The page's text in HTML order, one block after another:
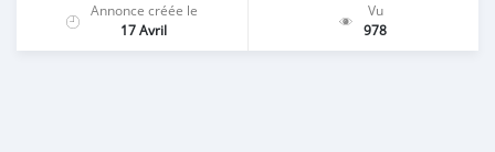
Annonce créée le
17 Avril
Vu
978